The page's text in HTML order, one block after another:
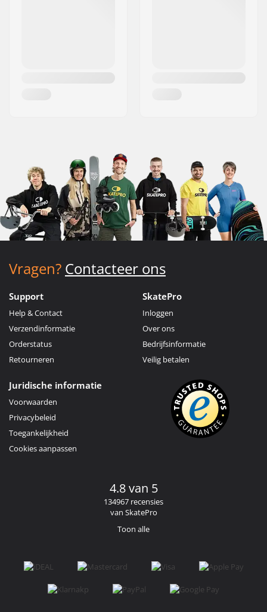
Vragen? Contacteer ons
Support
Help & Contact
Verzendinformatie
Orderstatus
Retourneren
SkatePro
Inloggen
Over ons
Bedrijfsinformatie
Veilig betalen
Juridische informatie
Voorwaarden
Privacybeleid
Toegankelijkheid
Cookies aanpassen
4.8 van 5
134967 recensies
van SkatePro
Toon alle